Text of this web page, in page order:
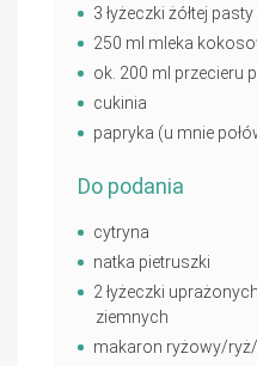
3 łyżeczki żółtej
250 ml mleka
ok. 200 ml przecieru
cukinia
papryka (u mnie
Do podania
cytryna
natka pietruszki
2 łyżeczki
ziemnych
makaron ryżowy/